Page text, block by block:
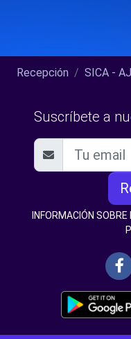
Recepción SICA -
Suscríbete a
INFORMACIÓN